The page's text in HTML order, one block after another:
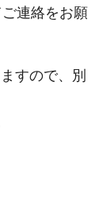
連絡をお願
すので、別